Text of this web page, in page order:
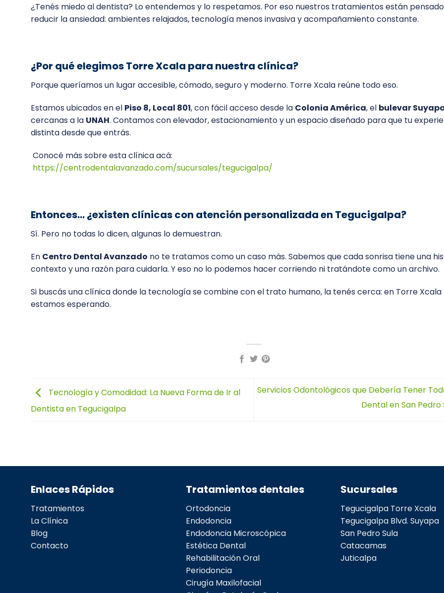
¿Tenés miedo al dentista? Lo entendemos y lo respetamos. Por eso nuestros tratamientos están
reducir la ansiedad: ambientes relajados, tecnología menos invasiva y acompañamiento constante.
¿Por qué elegimos Torre Xcala para nuestra clínica?
Porque queríamos un lugar accesible, cómodo, seguro y moderno. Torre Xcala reúne todo eso.
Estamos ubicados en el Piso 8, Local 801, con fácil acceso desde la Colonia América, el bulevar
cercanas a la UNAH. Contamos con elevador, estacionamiento y un espacio diseñado para que tu
distinta desde que entrás.
Conocé más sobre esta clínica acá:
https://centrodentalavanzado.com/sucursales/tegucigalpa/
Entonces… ¿existen clínicas con atención personalizada en Tegucigalpa?
Sí. Pero no todas lo dicen, algunas lo demuestran.
En Centro Dental Avanzado no te tratamos como un caso más. Sabemos que cada sonrisa tiene una
contexto y una razón para cuidarla. Y eso no lo podemos hacer corriendo ni tratándote como un archivo.
Si buscás una clínica donde la tecnología se combine con el trato humano, la tenés cerca: en Torre
estamos esperando.
Tecnología y Comodidad: La Nueva Forma de Ir al
Dentista en Tegucigalpa
Servicios Odontológicos que Debería Tener
Dental en San Pedro
Enlaces Rápidos
Tratamientos
La Clínica
Blog
Contacto
Tratamientos dentales
Ortodoncia
Endodoncia
Endodoncia Microscópica
Estética Dental
Rehabilitación Oral
Periodoncia
Cirugía Maxilofacial
Sucursales
Tegucigalpa Torre Xcala
Tegucigalpa Blvd. Suyapa
San Pedro Sula
Catacamas
Juticalpa